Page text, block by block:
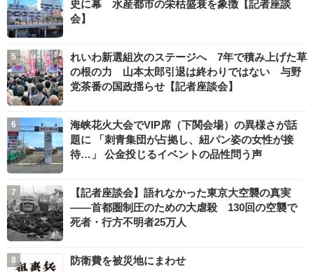
史に幕 水産都市の栄枯盛衰を象徴【記者座談
会】
れいわ新選組次のステージへ 7年で積み上げた草
の根の力 山本太郎引退は終わりではない 与野
党茶番の国政揺らせ【記者座談会】
海峡花火大会でVIP席（下関会場）の異様さが話
題に 「刺青集団が占拠し、紐パン姿の女性が接
待…」 公金投じるイベントの品性問う声
【記者座談会】語れなかった東京大空襲の真実
――首都圏制圧のための大虐殺 130回の空襲で
死者・行方不明者25万人
防衛費を被災地にまわせ